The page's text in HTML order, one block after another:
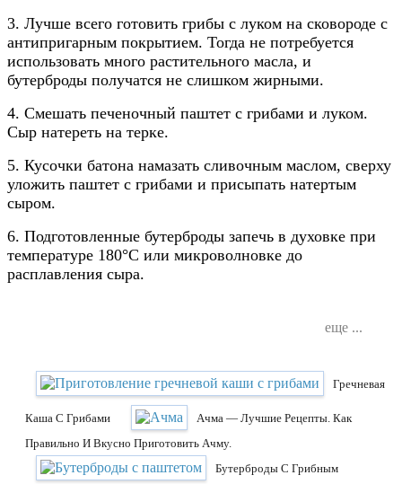
3. Лучше всего готовить грибы с луком на сковороде с
антипригарным покрытием. Тогда не потребуется
использовать много растительного масла, и
бутерброды получатся не слишком жирными.
4. Смешать печеночный паштет с грибами и луком.
Сыр натереть на терке.
5. Кусочки батона намазать сливочным маслом, сверху
уложить паштет с грибами и присыпать натертым
сыром.
6. Подготовленные бутерброды запечь в духовке при
температуре 180°C или микроволновке до
расплавления сыра.
еще ...
Гречневая
Каша С Грибами
Ачма — Лучшие Рецепты. Как
Правильно И Вкусно Приготовить Ачму.
Бутерброды С Грибным